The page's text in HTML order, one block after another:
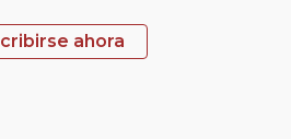
ahora